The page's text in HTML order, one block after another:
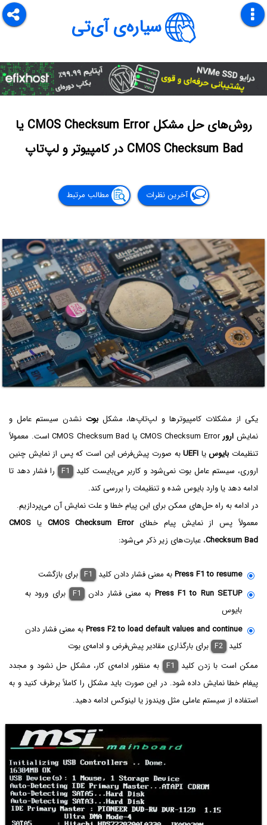
سیاره‌ی آی‌تی
روش‌های حل مشکل CMOS Checksum Error یا
CMOS Checksum Bad در کامپیوتر و لپ‌تاپ
آخرین نظرات مطالب مرتبط
یکی از مشکلات کامپیوترها و لپ‌تاپ‌ها، مشکلبوت نشدن سیستم عامل و
نمایش ارور
CMOS Checksum Error یا CMOS Checksum Bad است. معمولاً
تنظیمات بایوسیا UEFIبه صورت پیش‌فرض این است که پس از نمایش چنین
اروری، سیستم عامل بوت نمی‌شود و کاربر می‌بایست کلید F1 را فشار دهد تا
ادامه دهد یا وارد بایوس شده و تنظیمات را بررسی کند.
در ادامه به راه حل‌های ممکن برای این پیام خطا و علت نمایش آن می‌پردازیم.
معمولاً پس از نمایش پیام خطایCMOS Checksum Error یا CMOS
Checksum Bad، عبارت‌های زیر ذکر می‌شود:
Press F1 to resumeبه معنی فشار دادن کلید F1 برای بازگشت
Press F1 to Run SETUP به معنی فشار دادن F1 برای ورود به
بایوس
Press F2 to load default values and continueبه معنی فشار دادن
کلید F2 برای بارگذاری مقادیر پیش‌فرض و ادامه‌ی بوت
ممکن است با زدن کلید F1 به منظور ادامه‌ی کار، مشکل حل نشود و مجدد
پیغام خطا نمایش داده شود. در این صورت باید مشکل را کاملاً برطرف کنید و به
استفاده از سیستم عاملی مثل ویندوز یا لینوکس ادامه دهید.